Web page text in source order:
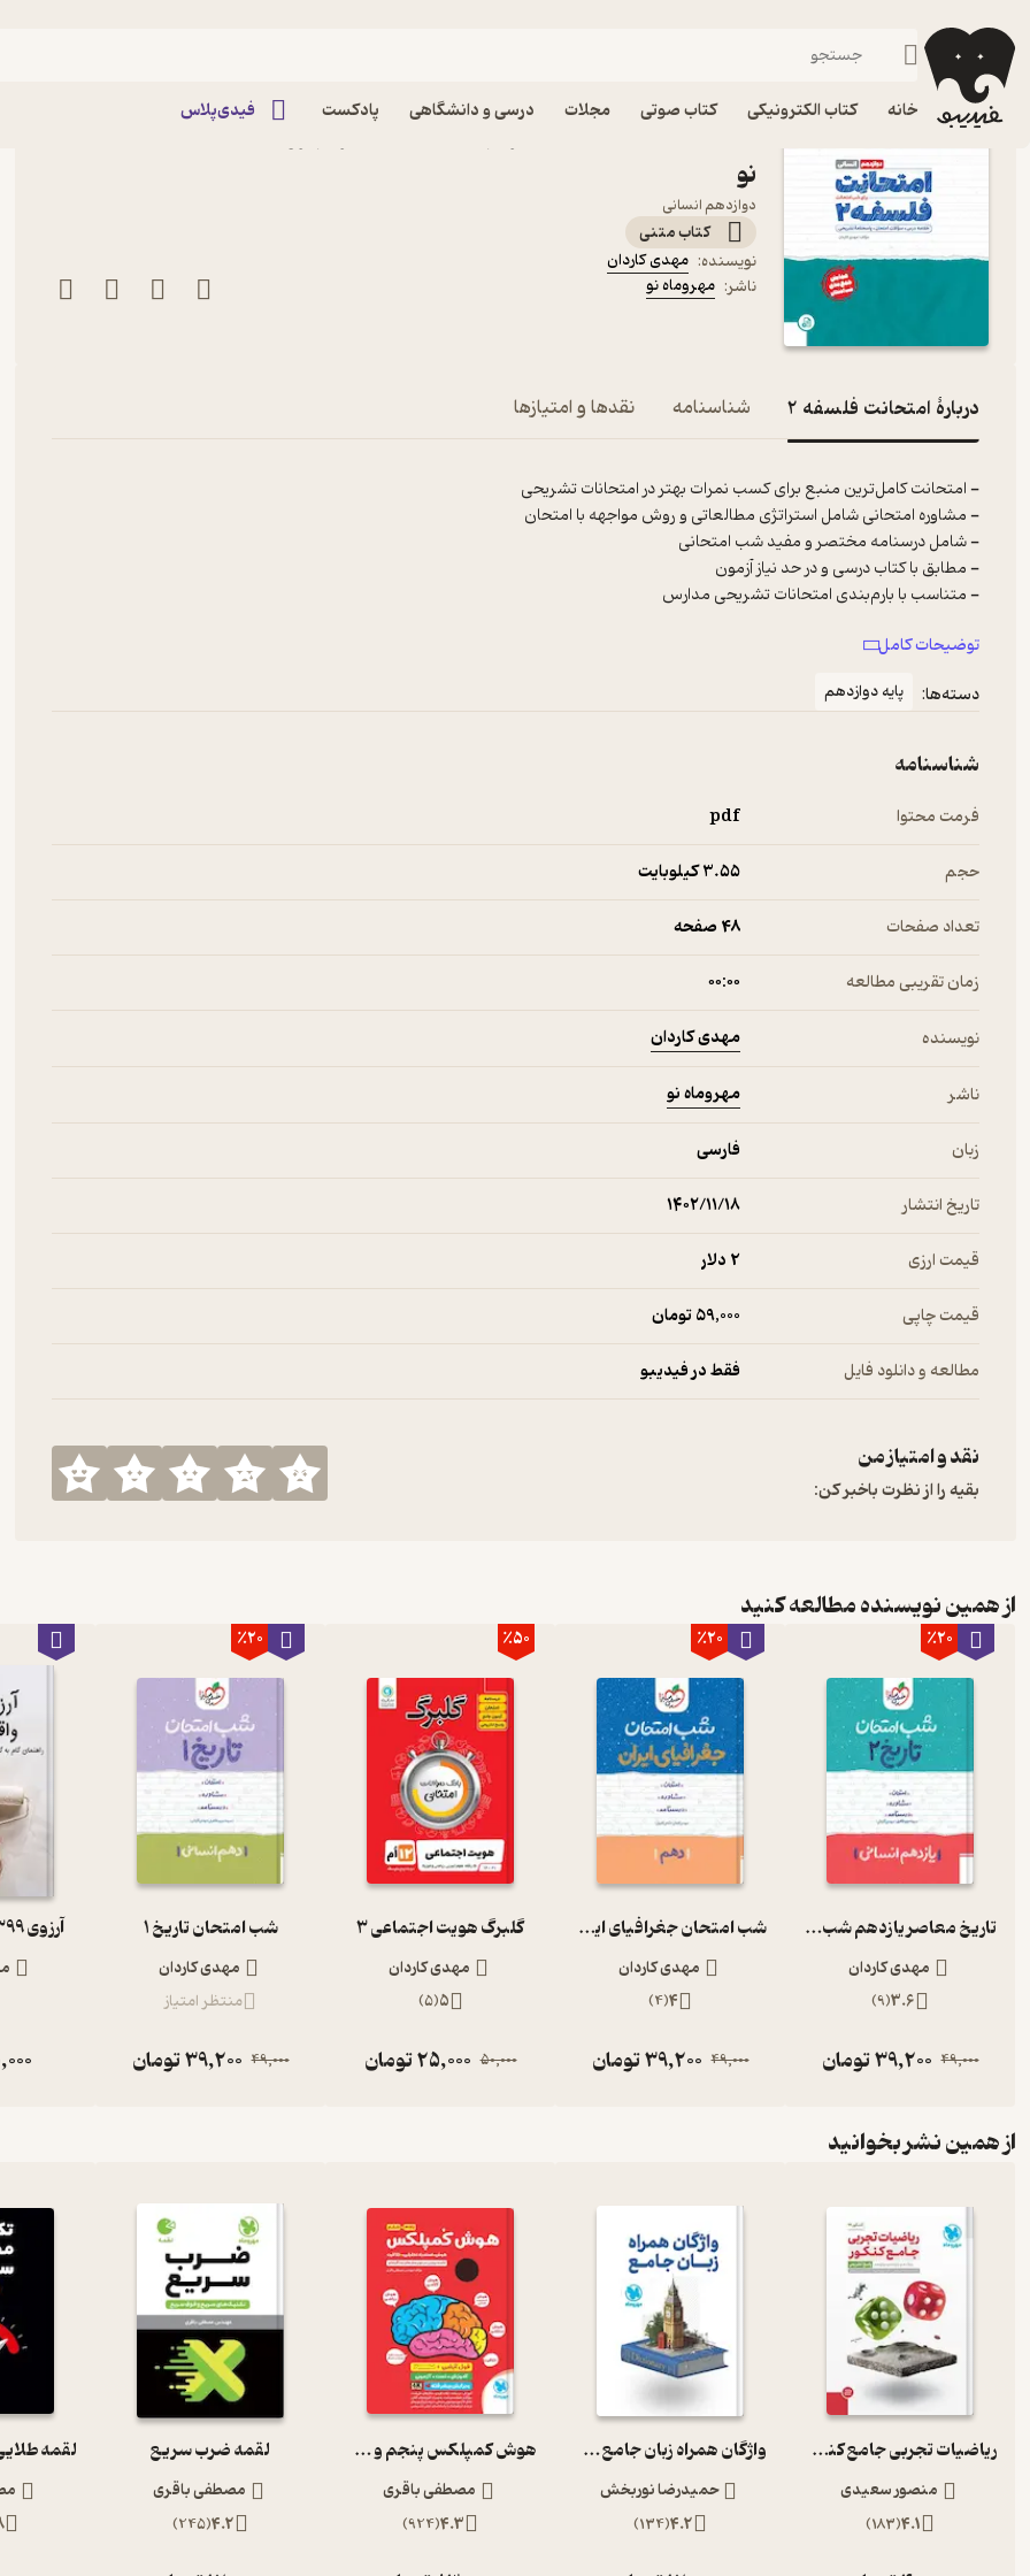
خانه کتاب الکترونیکی کتاب صوتی مجلات درسی و دانشگاهی پادکست فیدی‌پلاس
فیدیبو کتاب درسی، کتاب کمک درسی
نو
دوازدهم انسانی
کتاب متنی
نویسنده: مهدی کاردان
ناشر: مهروماه نو
دربارۀ امتحانت فلسفه 2 شناسنامه نقدها و امتیازها
- امتحانت کامل‌ترین منبع برای کسب نمرات بهتر در امتحانات تشریحی
-مشاوره امتحانی شامل استراتژی مطالعاتی و روش مواجهه با امتحان
-شامل درسنامه مختصر و مفید شب امتحانی
-مطابق با کتاب درسی و در حد نیاز آزمون
-متناسب با بارم‌بندی امتحانات تشریحی مدارس
-ارائه آزمونهای پایان نوبت اول و پایان نوبت دوم مدارس
توضیحات کامل
دسته‌ها:
پایه دوازدهم
شناسنامه
فرمت محتوا pdf
حجم 3.۵۵ کیلوبایت
تعداد صفحات 48 صفحه
زمان تقریبی مطالعه ۰۰:۰۰
نویسنده مهدی کاردان
ناشر مهروماه نو
زبان فارسی
تاریخ انتشار ۱۴۰۲/۱۱/۱۸
قیمت ارزی 2 دلار
قیمت چاپی 59,000 تومان
مطالعه و دانلود فایل فقط در فیدیبو
نقد و امتیاز من
بقیه را از نظرت باخبر کن:
از همین نویسنده مطالعه کنید
٪20
تاریخ معاصر یازدهم شب امتحان
مهدی کاردان
3.6
(
9
)
49,000
39,200تومان
٪20
شب امتحان جغرافیای ایران
مهدی کاردان
4
(
4
)
49,000
39,200تومان
٪50
گلبرگ هویت اجتماعی 3
مهدی کاردان
5
(
5
)
50,000
25,000تومان
٪20
شب امتحان تاریخ 1
مهدی کاردان
منتظر امتیاز
49,000
39,200تومان
آرزوی 1399 واقعیت1400
از همین نشر بخوانید
ریاضیات تجربی جامع کنکور پاسخ تشریحی
منصور سعیدی
4.1
(
183
)
واژگان همراه زبان جامع ویرایش جدید
حمیدرضا نوربخش
4.2
(
134
)
هوش کمپلکس پنجم و ششم
مصطفی باقری
4.3
(
924
)
لقمه ضرب سریع
مصطفی باقری
4.2
(
245
)